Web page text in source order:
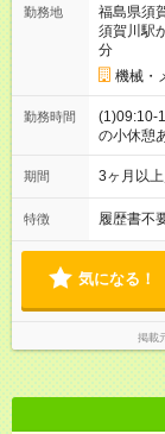
勤務地
福島県須
須賀川駅
分
機械・
勤務時間
(1)09:10-
の小休憩
期間 3ヶ月以
特徴 履歴書不
気になる！
掲載